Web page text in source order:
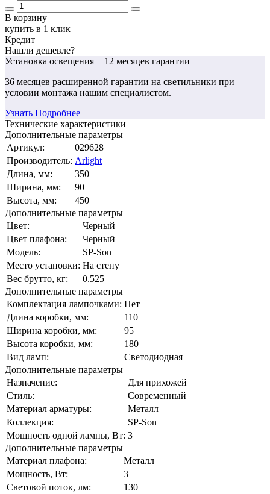
В корзину
купить в 1 клик
Кредит
Нашли дешевле?
Установка освещения + 12 месяцев гарантии
36 месяцев расширенной гарантии на светильники при
условии монтажа нашим специалистом.
Узнать Подробнее
Технические характеристики
Дополнительные параметры
Артикул:
029628
Производитель: Arlight
Длина, мм:
350
Ширина, мм:
90
Высота, мм:
450
Дополнительные параметры
Цвет:
Черный
Цвет плафона:
Черный
Модель:
SP-Son
Место установки: На стену
Вес брутто, кг:
0.525
Дополнительные параметры
Комплектация лампочками: Нет
Длина коробки, мм:
110
Ширина коробки, мм:
95
Высота коробки, мм:
180
Вид ламп:
Светодиодная
Дополнительные параметры
Назначение:
Для прихожей
Стиль:
Современный
Материал арматуры:
Металл
Коллекция:
SP-Son
Мощность одной лампы, Вт: 3
Дополнительные параметры
Материал плафона:
Металл
Мощность, Вт:
3
Световой поток, лм:
130